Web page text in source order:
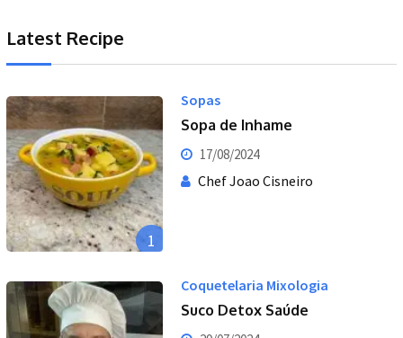
Latest Recipe
1
Sopas
Sopa de Inhame
17/08/2024
Chef Joao Cisneiro
Coquetelaria Mixologia
Suco Detox Saúde